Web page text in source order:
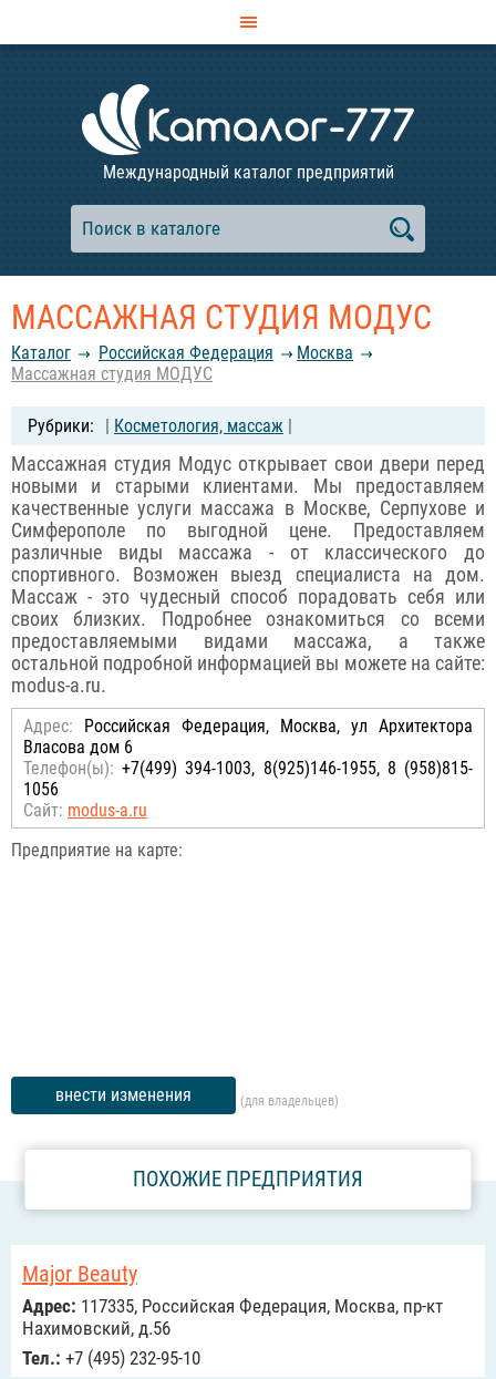
Международный каталог предприятий
МАССАЖНАЯ СТУДИЯ МОДУС
Каталог Российcкая Федерация
Москва
Массажная студия МОДУС
| Косметология, массаж |
Массажная студия Модус открывает свои двери перед
новыми и старыми клиентами. Мы предоставляем
качественные услуги массажа в Москве, Серпухове и
Симферополе по выгодной цене. Предоставляем
различные виды массажа - от классического до
спортивного. Возможен выезд специалиста на дом.
Массаж - это чудесный способ порадовать себя или
своих близких. Подробнее ознакомиться со всеми
предоставляемыми видами массажа, а также
остальной подробной информацией вы можете на сайте:
modus-a.ru.
Адрес: Российcкая Федерация, Москва, ул Архитектора
Власова дом 6
Телефон(ы): +7(499) 394-1003, 8(925)146-1955, 8 (958)815-
1056
Сайт: modus-a.ru
Предприятие на карте:
внести изменения (для владельцев)
ПОХОЖИЕ ПРЕДПРИЯТИЯ
Major Beauty
Адрес: 117335, Российcкая Федерация, Москва, пр-кт
Нахимовский, д.56
Тел.: +7 (495) 232-95-10